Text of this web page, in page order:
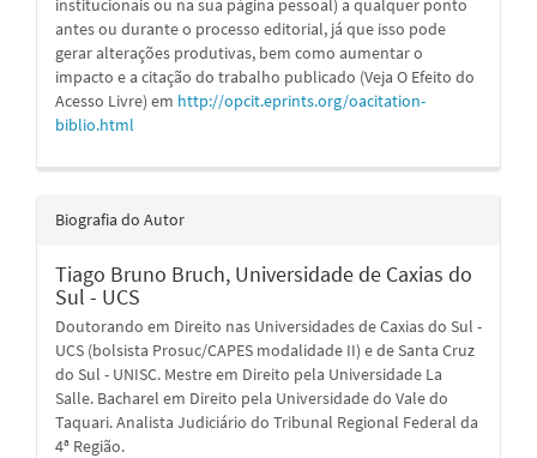
antes ou durante o processo editorial, já que isso pode
gerar alterações produtivas, bem como aumentar o
impacto e a citação do trabalho publicado (Veja O Efeito do
Acesso Livre) em http://opcit.eprints.org/oacitation-
biblio.html
Biografia do Autor
Tiago Bruno Bruch, Universidade de Caxias do
Sul - UCS
Doutorando em Direito nas Universidades de Caxias do Sul -
UCS (bolsista Prosuc/CAPES modalidade II) e de Santa Cruz
do Sul - UNISC. Mestre em Direito pela Universidade La
Salle. Bacharel em Direito pela Universidade do Vale do
Taquari. Analista Judiciário do Tribunal Regional Federal da
4ª Região.